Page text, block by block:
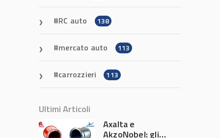
RC auto 138
mercato auto 113
carrozzieri 113
Ultimi Articoli
Axalta e
AkzoNobel: gli